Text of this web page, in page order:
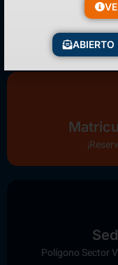
Polígono Sector